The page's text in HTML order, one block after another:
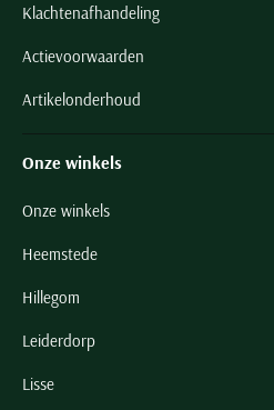
Klachtenafhandeling
Actievoorwaarden
Artikelonderhoud
Onze winkels
Onze winkels
Heemstede
Hillegom
Leiderdorp
Lisse